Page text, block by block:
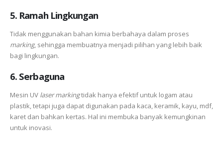
5. Ramah Lingkungan
Tidak menggunakan bahan kimia berbahaya dalam proses
marking, sehingga membuatnya menjadi pilihan yang lebih baik
bagi lingkungan.
6. Serbaguna
Mesin UV laser markingtidak hanya efektif untuk logam atau
plastik, tetapi juga dapat digunakan pada kaca, keramik, kayu, mdf,
karet dan bahkan kertas. Hal ini membuka banyak kemungkinan
untuk inovasi.